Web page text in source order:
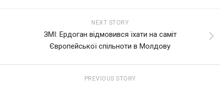
NEXT STORY
ЗМІ: Ердоган відмовився їхати на саміт
Європейської спільноти в Молдову
PREVIOUS STORY